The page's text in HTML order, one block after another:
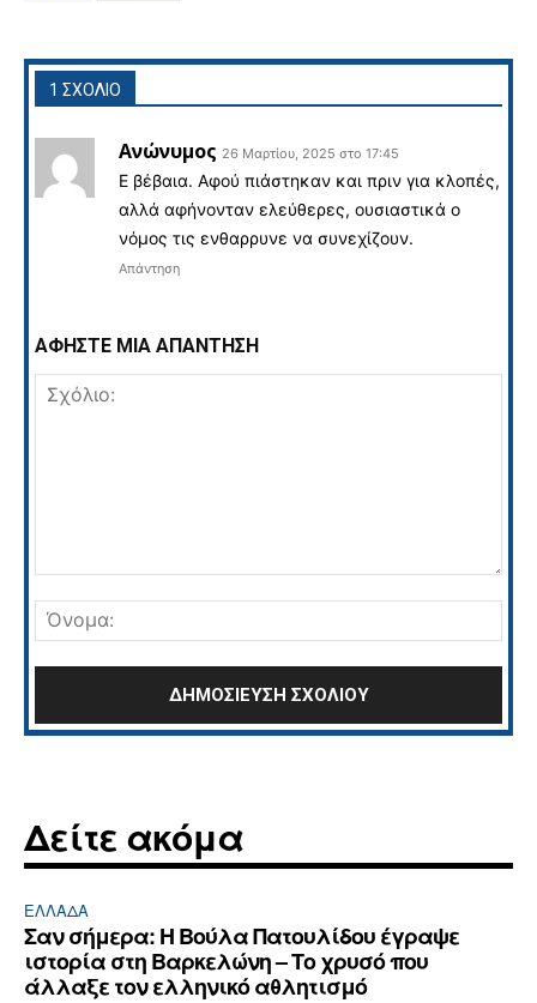
1 ΣΧΟΛΙΟ
Ανώνυμος 26 Μαρτίου, 2025 στο 17:45
Ε βέβαια. Αφού πιάστηκαν και πριν για κλοπές,
αλλά αφήνονταν ελεύθερες, ουσιαστικά ο
νόμος τις ενθαρρυνε να συνεχίζουν.
Απάντηση
ΑΦΗΣΤΕ ΜΙΑ ΑΠΑΝΤΗΣΗ
Δείτε ακόμα
ΕΛΛΆΔΑ
Σαν σήμερα: Η Βούλα Πατουλίδου έγραψε
ιστορία στη Βαρκελώνη – Το χρυσό που
άλλαξε τον ελληνικό αθλητισμό